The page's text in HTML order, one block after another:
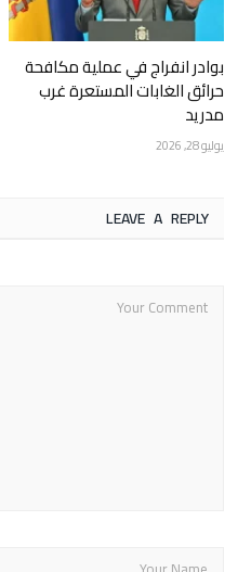
بوادر انفراج في عملية مكافحة
حرائق الغابات المستعرة غرب
مدريد
يوليو 28, 2026
LEAVE A REPLY